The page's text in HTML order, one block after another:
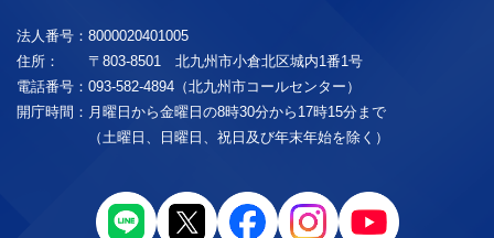
法人番号： 8000020401005
住所：
〒803-8501 北九州市小倉北区城内1番1号
電話番号： 093-582-4894（北九州市コールセンター）
開庁時間： 月曜日から金曜日の8時30分から17時15分まで
（土曜日、日曜日、祝日及び年末年始を除く）